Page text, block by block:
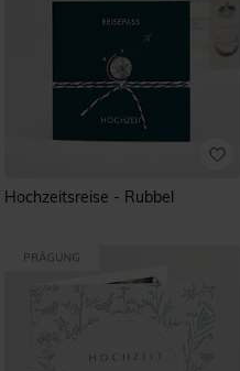
Hochzeitsreise - Rubbel